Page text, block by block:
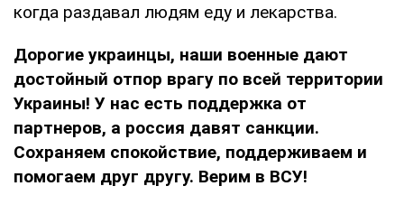
когда раздавал людям еду и лекарства.
Дорогие украинцы, наши военные дают
достойный отпор врагу по всей территории
Украины! У нас есть поддержка от
партнеров, а россия давят санкции.
Сохраняем спокойствие, поддерживаем и
помогаем друг другу. Верим в ВСУ!